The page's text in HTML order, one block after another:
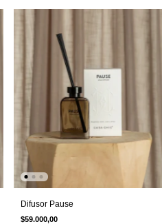
Difusor Pause
$59.000,00